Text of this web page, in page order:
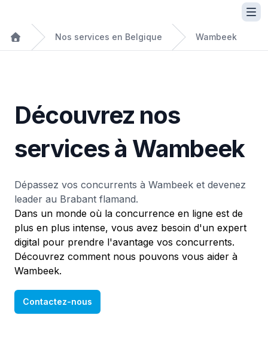
Nos services en Belgique Wambeek
Découvrez nos
services à Wambeek
Dépassez vos concurrents à Wambeek et devenez
leader au Brabant flamand.
Dans un monde où la concurrence en ligne est de
plus en plus intense, vous avez besoin d'un expert
digital pour prendre l'avantage vos concurrents.
Découvrez comment nous pouvons vous aider à
Wambeek.
Contactez-nous